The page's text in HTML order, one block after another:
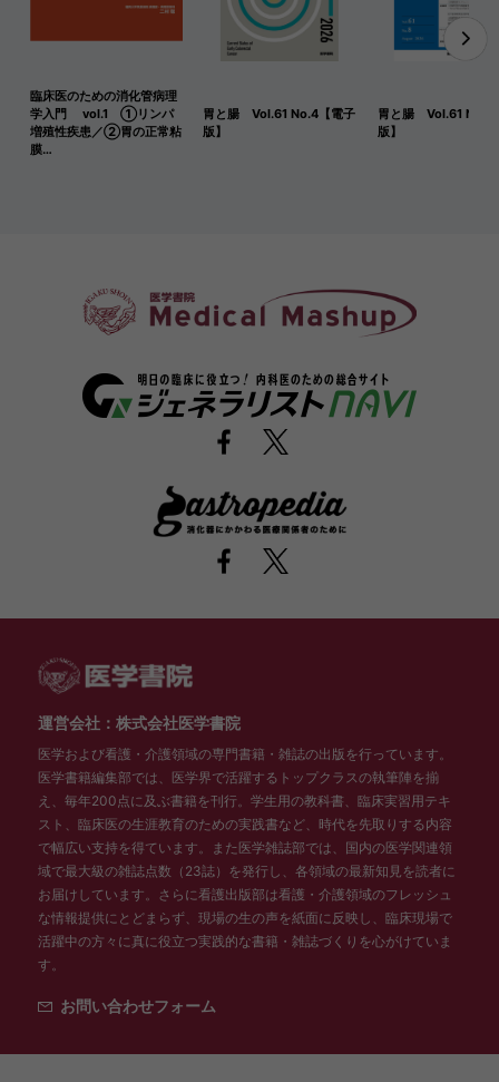
臨床医のための消化管病理
学入門 vol.1 ①リンパ
増殖性疾患／②胃の正常粘
膜…
胃と腸 Vol.61 No.4【電子
版】
胃と腸 Vol.61 No.8
版】
運営会社：株式会社医学書院
医学および看護・介護領域の専門書籍・雑誌の出版を行っています。
医学書籍編集部では、医学界で活躍するトップクラスの執筆陣を揃
え、毎年200点に及ぶ書籍を刊行。学生用の教科書、臨床実習用テキ
スト、臨床医の生涯教育のための実践書など、時代を先取りする内容
で幅広い支持を得ています。また医学雑誌部では、国内の医学関連領
域で最大級の雑誌点数（23誌）を発行し、各領域の最新知見を読者に
お届けしています。さらに看護出版部は看護・介護領域のフレッシュ
な情報提供にとどまらず、現場の生の声を紙面に反映し、臨床現場で
活躍中の方々に真に役立つ実践的な書籍・雑誌づくりを心がけていま
す。
お問い合わせフォーム